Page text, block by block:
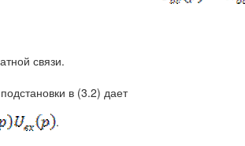
связи.
в (3.2) дает
.